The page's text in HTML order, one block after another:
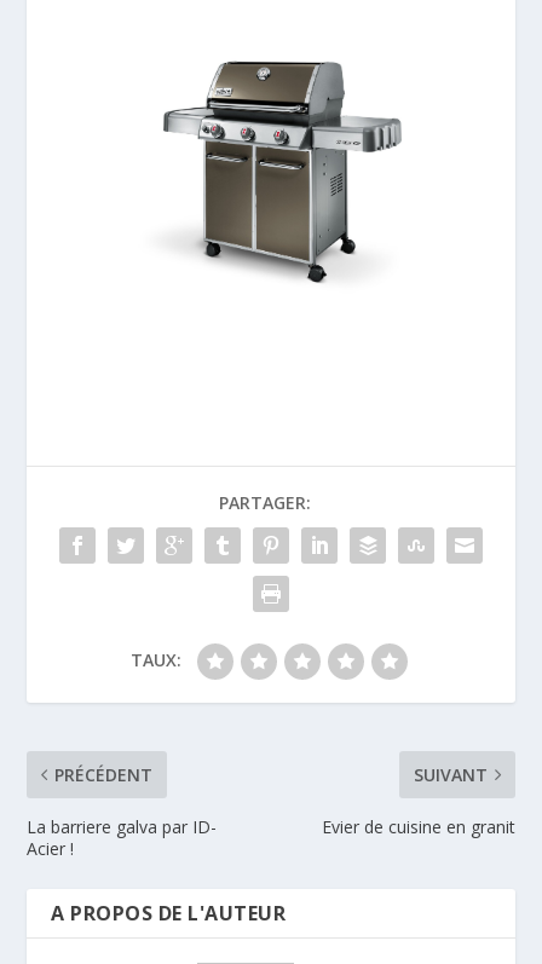
PARTAGER:
TAUX:
PRÉCÉDENT
La barriere galva par ID-
Acier !
SUIVANT
Evier de cuisine en granit
A PROPOS DE L'AUTEUR